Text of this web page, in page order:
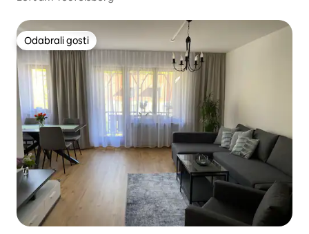
Odabrali gosti
Odabrali gosti